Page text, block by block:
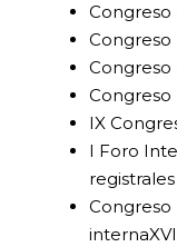
Congreso
Congreso
IX
I Foro
registrales
internaXVI